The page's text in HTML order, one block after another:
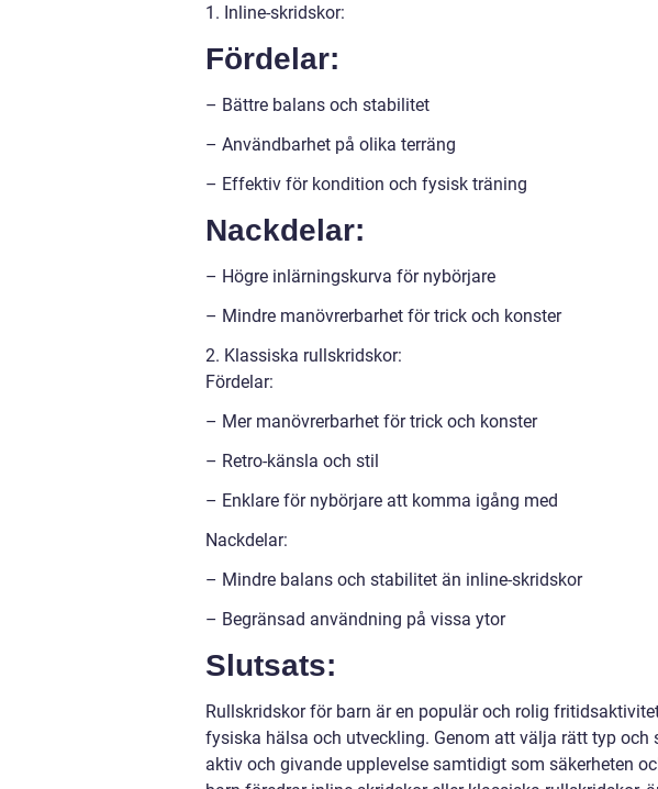
1. Inline-skridskor:
Fördelar:
– Bättre balans och stabilitet
– Användbarhet på olika terräng
– Effektiv för kondition och fysisk träning
Nackdelar:
– Högre inlärningskurva för nybörjare
– Mindre manövrerbarhet för trick och konster
2. Klassiska rullskridskor:
Fördelar:
– Mer manövrerbarhet för trick och konster
– Retro-känsla och stil
– Enklare för nybörjare att komma igång med
Nackdelar:
– Mindre balans och stabilitet än inline-skridskor
– Begränsad användning på vissa ytor
Slutsats:
Rullskridskor för barn är en populär och rolig
fysiska hälsa och utveckling. Genom att välja rätt typ
aktiv och givande upplevelse samtidigt som säkerheten